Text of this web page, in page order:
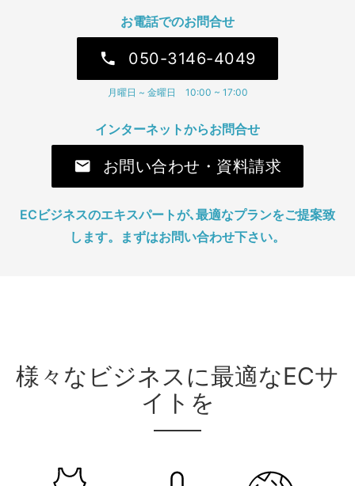
お電話でのお問合せ
phone 050-3146-4049
月曜日 ~ 金曜日 10:00 ~ 17:00
インターネットからお問合せ
mail お問い合わせ・資料請求
ECビジネスのエキスパートが､最適なプランをご提案致
します。まずはお問い合わせ下さい。
様々なビジネスに最適なECサ
イトを